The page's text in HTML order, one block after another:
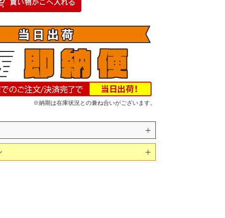
※納期は在庫状況との兼ね合いがございます。